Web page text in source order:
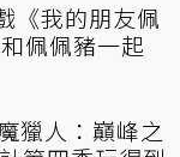
《我的朋友佩
佩佩豬一起
獵人：巔峰之